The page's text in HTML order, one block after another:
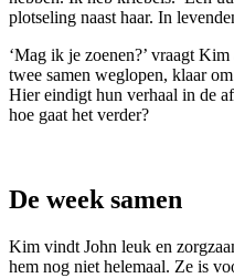
plotseling naast haar. In
‘Mag ik je zoenen?’ vraagt
twee samen weglopen, klaar
Hier eindigt hun verhaal in de
hoe gaat het verder?
De week samen
Kim vindt John leuk en
hem nog niet helemaal. Ze is